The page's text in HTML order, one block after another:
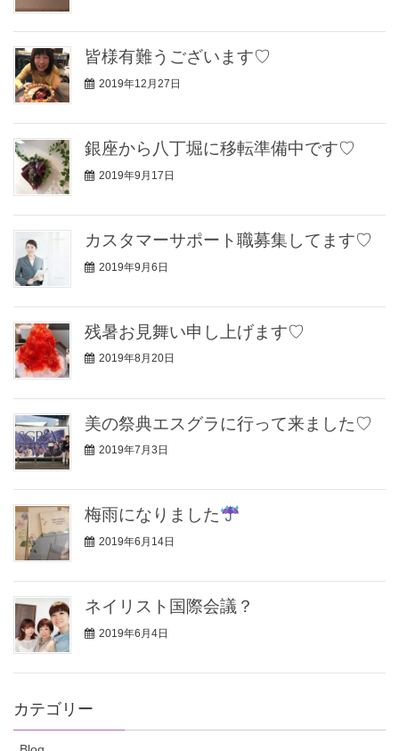
皆様有難うございます♡
2019年12月27日
銀座から八丁堀に移転準備中です♡
2019年9月17日
カスタマーサポート職募集してます♡
2019年9月6日
残暑お見舞い申し上げます♡
2019年8月20日
美の祭典エスグラに行って来ました♡
2019年7月3日
梅雨になりました
2019年6月14日
ネイリスト国際会議？
2019年6月4日
カテゴリー